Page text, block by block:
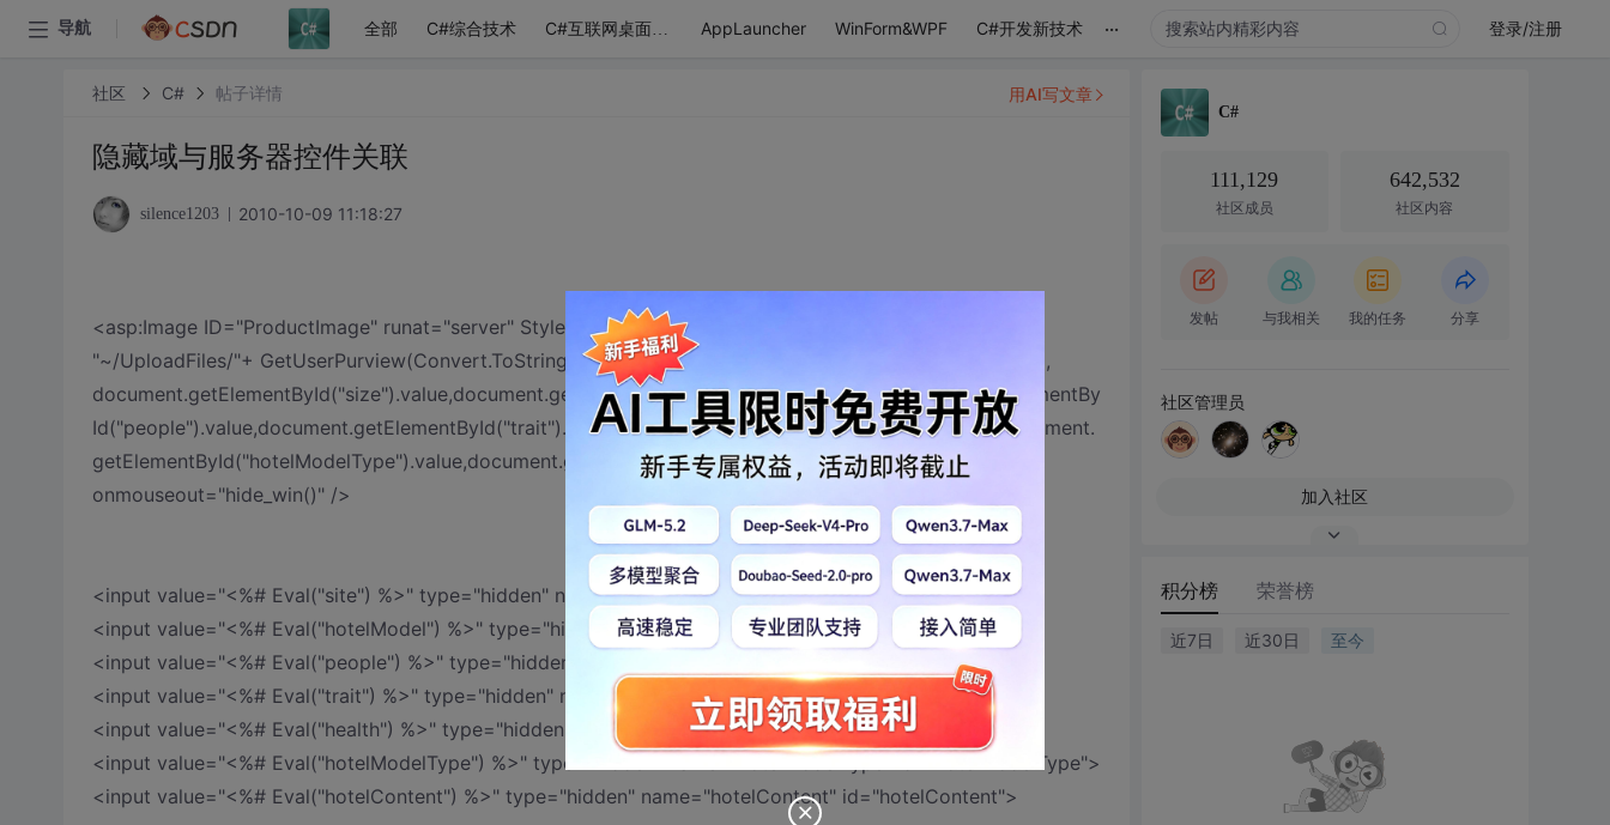
导航 全部 C#综合技术 C#互联网桌面应用 AppLauncher WinForm&WPF C#开发新技术 ... 登录/注册
社区 C# 帖子详情
隐藏域与服务器控件关联
silence1203 2010-10-09 11:18:27
<asp:Image ID="ProductImage" runat="server" Style="height: 139px; width: 200px" ImageUrl='<%#
"~/UploadFiles/"+ GetUserPurview(Convert.ToString(Eval("minPicture"))) %>' onmouseover='show_win(0,
document.getElementById("size").value,document.getElementById("hotelModel").value,document.getElementBy
Id("people").value,document.getElementById("trait").value,document.getElementById("health").value,document.
getElementById("hotelModelType").value,document.getElementById("hotelContent").value)'
onmouseout="hide_win()" />
<input value="<%# Eval("site") %>" type="hidden" name="size" id="size">
<input value="<%# Eval("hotelModel") %>" type="hidden" name="hotelModel" id="hotelModel">
<input value="<%# Eval("people") %>" type="hidden" name="people" id="people">
<input value="<%# Eval("trait") %>" type="hidden" name="trait" id="trait">
<input value="<%# Eval("health") %>" type="hidden" name="health" id="health">
<input value="<%# Eval("hotelModelType") %>" type="hidden" name="hotelModelType" id="hotelModelType">
<input value="<%# Eval("hotelContent") %>" type="hidden" name="hotelContent" id="hotelContent">
用AI写文章
C#
111,129
社区成员
642,532
社区内容
发帖 与我相关 我的任务 分享
社区管理员
加入社区
积分榜 荣誉榜
近7日 近30日 至今